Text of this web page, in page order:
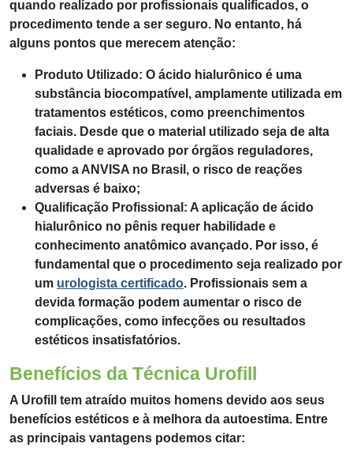
quando realizado por profissionais qualificados, o
procedimento tende a ser seguro. No entanto, há
alguns pontos que merecem atenção:
Produto Utilizado: O ácido hialurônico é uma
substância biocompatível, amplamente utilizada em
tratamentos estéticos, como preenchimentos
faciais. Desde que o material utilizado seja de alta
qualidade e aprovado por órgãos reguladores,
como a ANVISA no Brasil, o risco de reações
adversas é baixo;
Qualificação Profissional: A aplicação de ácido
hialurônico no pênis requer habilidade e
conhecimento anatômico avançado. Por isso, é
fundamental que o procedimento seja realizado por
um urologista certificado. Profissionais sem a
devida formação podem aumentar o risco de
complicações, como infecções ou resultados
estéticos insatisfatórios.
Benefícios da Técnica Urofill
A Urofill tem atraído muitos homens devido aos seus
benefícios estéticos e à melhora da autoestima. Entre
as principais vantagens podemos citar: